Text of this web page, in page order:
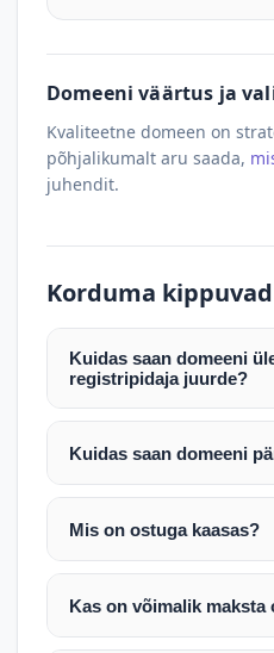
Domeeni väärtus ja
Kvaliteetne domeen on
põhjalikumalt aru saada,
juhendit.
Korduma
Kuidas saan domeeni
registripidaja juurde?
Pärast makse laekumist
AUTH (EPP) koodi. Selle
Domeeni ülekandmine
tööpäeva. Täpsemad
posti teel pärast tehingu
Kuidas saan domeeni
Pärast ostu vormistamist
Maksekinnituse järel
enda valitud
Mis on ostuga kaasas?
Ostuga kaasas on
Veebimajutust ja e-posti
Kas on võimalik maksta